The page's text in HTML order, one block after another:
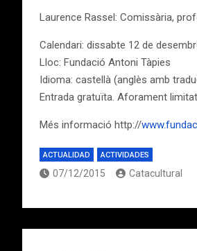
Laurence Rassel: Comissària,
Calendari: dissabte 12 de
Lloc: Fundació Antoni Tàpies
Idioma: castellà (anglès amb
Entrada gratuïta. Aforament limitat
Més informació http://
ACTUALIDAD ACTIVIDADES
07/12/2015 Catacultural